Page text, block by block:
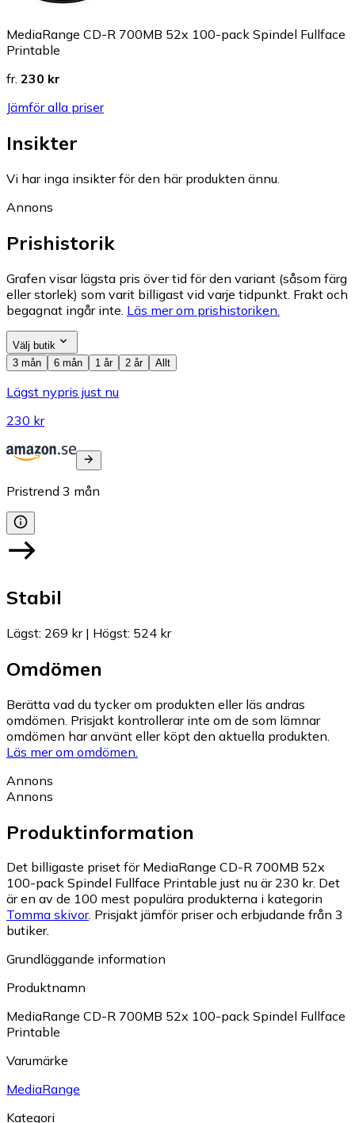
MediaRange CD-R 700MB 52x 100-pack Spindel Fullface
Printable
fr. 230 kr
Jämför alla priser
Insikter
Vi har inga insikter för den här produkten ännu.
Annons
Prishistorik
Grafen visar lägsta pris över tid för den variant (såsom färg
eller storlek) som varit billigast vid varje tidpunkt. Frakt och
begagnat ingår inte. Läs mer om prishistoriken.
Välj butik
3 mån
6 mån 1 år 2 år Allt
Lägst nypris just nu
230 kr
Pristrend 3 mån
Stabil
Lägst: 269 kr| Högst: 524 kr
Omdömen
Berätta vad du tycker om produkten eller läs andras
omdömen. Prisjakt kontrollerar inte om de som lämnar
omdömen har använt eller köpt den aktuella produkten.
Läs mer om omdömen.
Annons
Annons
Produktinformation
Det billigaste priset för MediaRange CD-R 700MB 52x
100-pack Spindel Fullface Printable just nu är 230 kr. Det
är en av de 100 mest populära produkterna i kategorin
Tomma skivor. Prisjakt jämför priser och erbjudande från 3
butiker.
Grundläggande information
Produktnamn
MediaRange CD-R 700MB 52x 100-pack Spindel Fullface
Printable
Varumärke
MediaRange
Kategori